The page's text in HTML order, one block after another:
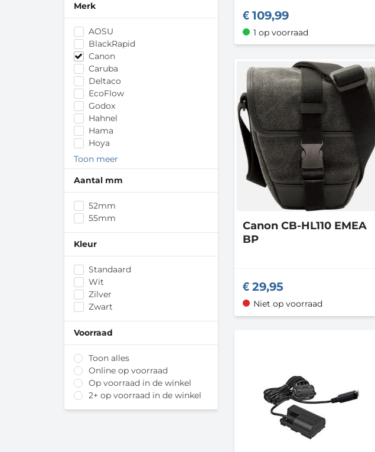
Merk
AOSU
BlackRapid
Canon
Caruba
Deltaco
EcoFlow
Godox
Hahnel
Hama
Hoya
JJC
König & Meyer
Newell
Nissin
STM Goods
Tokina
TTArtisan
Urth
Vivitar
Toon meer
Toon minder
Aantal mm
52mm
55mm
Kleur
Standaard
Wit
Zilver
Zwart
Voorraad
Toon alles
Online op voorraad
Op voorraad in de winkel
2+ op voorraad in de winkel
109,99
1 op voorraad
CanonCB-HL110 EMEA
BP
29,95
Niet op voorraad